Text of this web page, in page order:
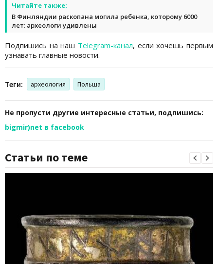
Читайте также:
В Финляндии раскопана могила ребенка, которому 6000
лет: археологи удивлены
Подпишись на наш Telegram-канал, если хочешь первым
узнавать главные новости.
Теги: археология Польша
Не пропусти другие интересные статьи, подпишись:
bigmir)net в facebook
Статьи по теме